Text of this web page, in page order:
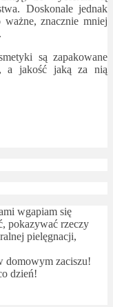
Doskonale jednak
znacznie mniej
są zapakowane
a jakość jaką za nią
wgapiam się
pokazywać rzeczy
pielęgnacji,
domowym zaciszu!
dzień!